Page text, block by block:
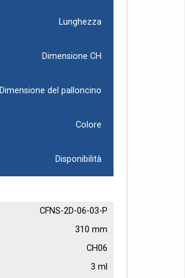
Lunghezza
Dimensione CH
Dimensione del palloncino
Colore
Disponibilità
CFNS-2D-06-03-P
310 mm
CH06
3 ml